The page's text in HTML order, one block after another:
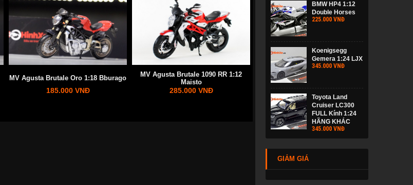
MV Agusta Brutale Oro 1:18 Bburago
185.000 VNĐ
MV Agusta Brutale 1090 RR 1:12
Maisto
285.000 VNĐ
BMW HP4 1:12
Double Horses
225.000 VNĐ
Koenigsegg
Gemera 1:24 LJX
345.000 VNĐ
Toyota Land
Cruiser LC300
FULL Kính 1:24
HÃNG KHÁC
345.000 VNĐ
GIẢM GIÁ